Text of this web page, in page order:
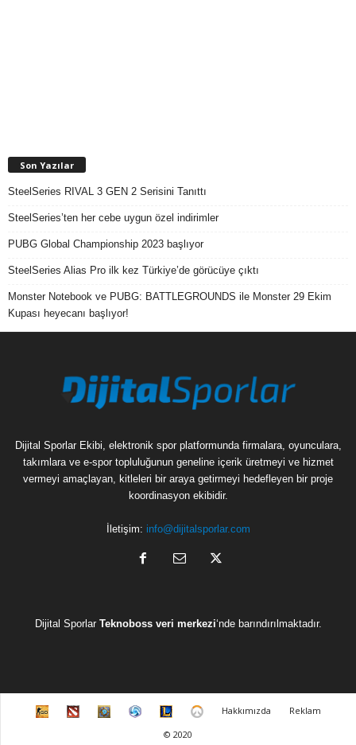
Son Yazılar
SteelSeries RIVAL 3 GEN 2 Serisini Tanıttı
SteelSeries’ten her cebe uygun özel indirimler
PUBG Global Championship 2023 başlıyor
SteelSeries Alias Pro ilk kez Türkiye’de görücüye çıktı
Monster Notebook ve PUBG: BATTLEGROUNDS ile Monster 29 Ekim
Kupası heyecanı başlıyor!
Dijital Sporlar Ekibi, elektronik spor platformunda firmalara, oyunculara,
takımlara ve e-spor topluluğunun geneline içerik üretmeyi ve hizmet
vermeyi amaçlayan, kitleleri bir araya getirmeyi hedefleyen bir proje
koordinasyon ekibidir.
İletişim: info@dijitalsporlar.com
Dijital Sporlar Teknoboss veri merkezi‘nde barındırılmaktadır.
C
D
H
H
L
O
Hakkımızda
Reklam
© 2020